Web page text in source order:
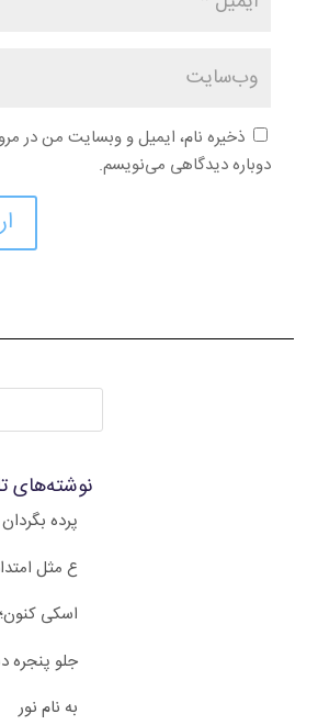
ذخیره نام، ایمیل و وبسایت من در
دوباره دیدگاهی می‌نویسم.
نوشته‌های
پرده
ع مثل
اسکی
جلو پنجره
به نام نور